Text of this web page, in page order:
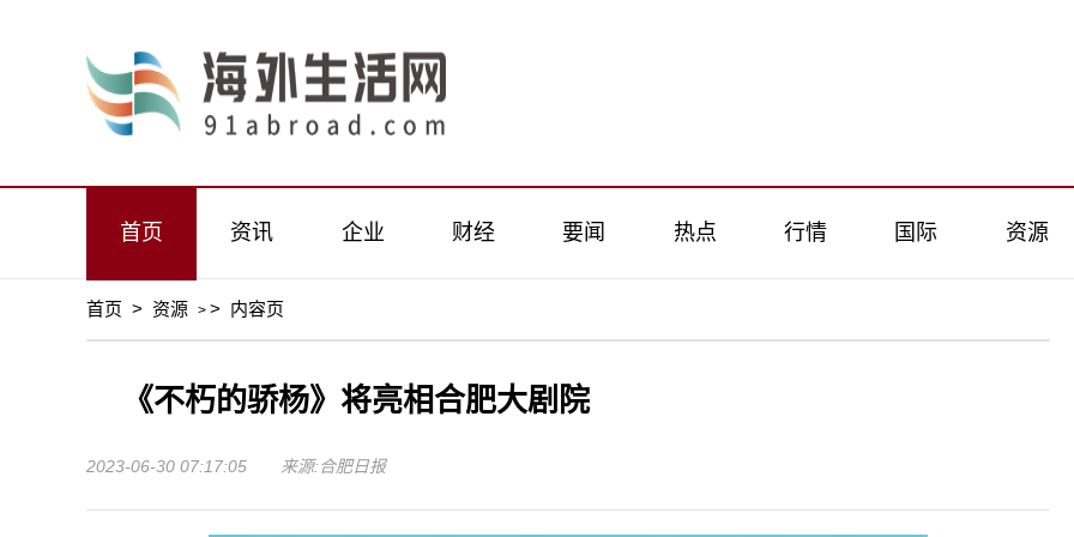
首页 资讯 企业 财经 要闻 热点 行情 国际 资源
首页 > 资源 > > 内容页
《不朽的骄杨》将亮相合肥大剧院
2023-06-30 07:17:05 来源:合肥日报